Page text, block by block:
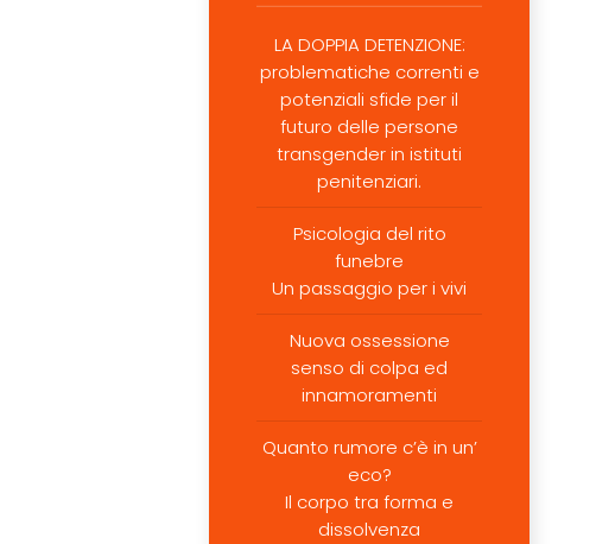
LA DOPPIA DETENZIONE:
problematiche correnti e
potenziali sfide per il
futuro delle persone
transgender in istituti
penitenziari.
Psicologia del rito
funebre
Un passaggio per i vivi
Nuova ossessione
senso di colpa ed
innamoramenti
Quanto rumore c’è in un’
eco?
Il corpo tra forma e
dissolvenza